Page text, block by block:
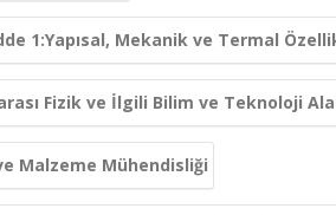
1:Yapısal, Mekanik ve Termal
Fizik ve İlgili Bilim ve Teknoloji
Malzeme Mühendisliği